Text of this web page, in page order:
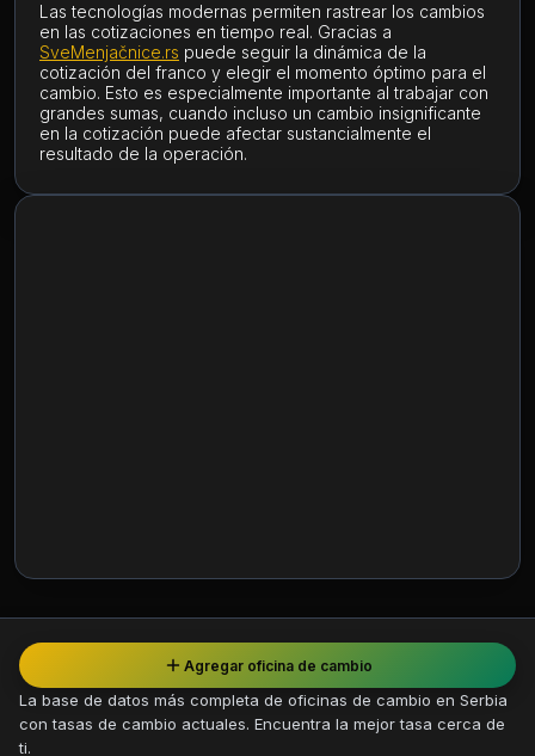
Las tecnologías modernas permiten rastrear los cambios
en las cotizaciones en tiempo real. Gracias a
SveMenjačnice.rs puede seguir la dinámica de la
cotización del franco y elegir el momento óptimo para el
cambio. Esto es especialmente importante al trabajar con
grandes sumas, cuando incluso un cambio insignificante
en la cotización puede afectar sustancialmente el
resultado de la operación.
La base de datos más completa de oficinas de cambio en Serbia
con tasas de cambio actuales. Encuentra la mejor tasa cerca de
ti.
Agregar oficina de cambio